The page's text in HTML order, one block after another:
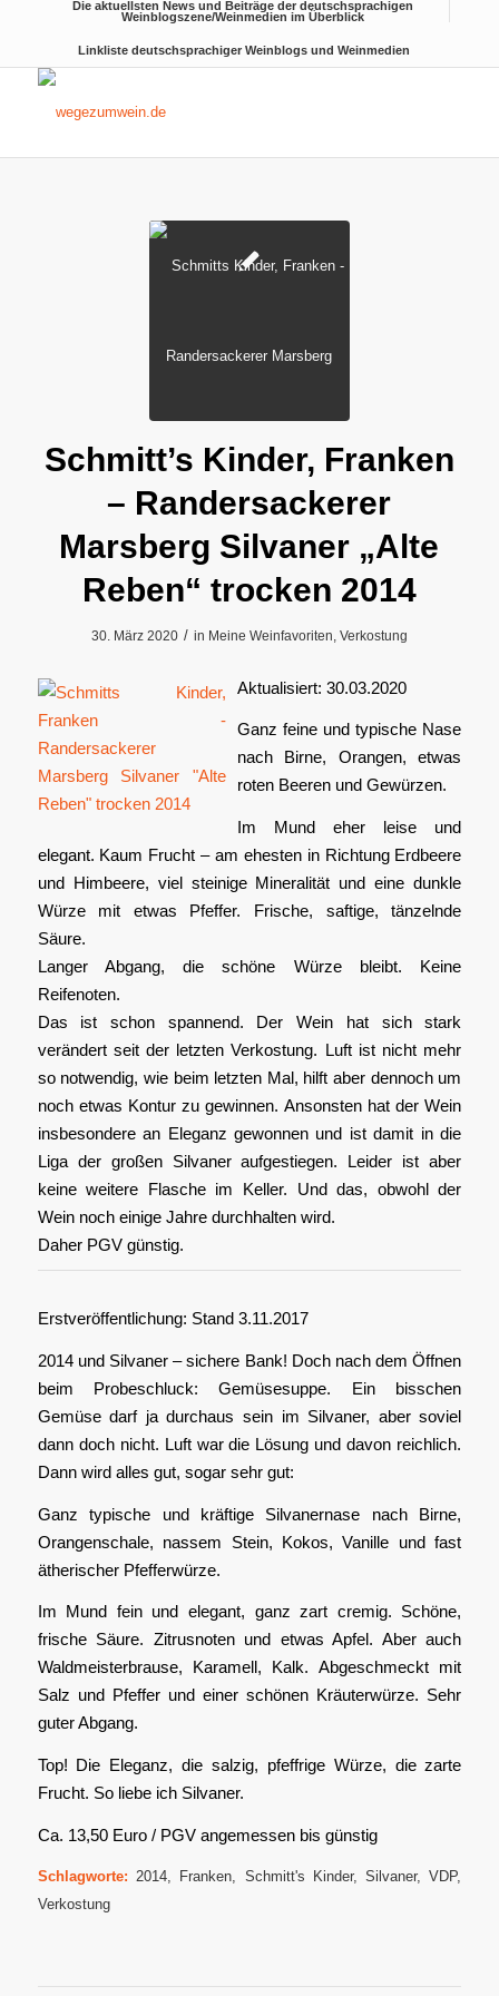
Die aktuellsten News und Beiträge der deutschsprachigen
Weinblogszene/Weinmedien im Überblick
Linkliste deutschsprachiger Weinblogs und Weinmedien
Schmitt’s Kinder, Franken
– Randersackerer
Marsberg Silvaner „Alte
Reben“ trocken 2014
30. März 2020 / in Meine Weinfavoriten, Verkostung
Aktualisiert: 30.03.2020
Ganz feine und typische Nase
nach Birne, Orangen, etwas
roten Beeren und Gewürzen.
Im Mund eher leise und
elegant. Kaum Frucht – am ehesten in Richtung Erdbeere
und Himbeere, viel steinige Mineralität und eine dunkle
Würze mit etwas Pfeffer. Frische, saftige, tänzelnde
Säure.
Langer Abgang, die schöne Würze bleibt. Keine
Reifenoten.
Das ist schon spannend. Der Wein hat sich stark
verändert seit der letzten Verkostung. Luft ist nicht mehr
so notwendig, wie beim letzten Mal, hilft aber dennoch um
noch etwas Kontur zu gewinnen. Ansonsten hat der Wein
insbesondere an Eleganz gewonnen und ist damit in die
Liga der großen Silvaner aufgestiegen. Leider ist aber
keine weitere Flasche im Keller. Und das, obwohl der
Wein noch einige Jahre durchhalten wird.
Daher PGV günstig.
Erstveröffentlichung: Stand 3.11.2017
2014 und Silvaner – sichere Bank! Doch nach dem Öffnen
beim Probeschluck: Gemüsesuppe. Ein bisschen
Gemüse darf ja durchaus sein im Silvaner, aber soviel
dann doch nicht. Luft war die Lösung und davon reichlich.
Dann wird alles gut, sogar sehr gut:
Ganz typische und kräftige Silvanernase nach Birne,
Orangenschale, nassem Stein, Kokos, Vanille und fast
ätherischer Pfefferwürze.
Im Mund fein und elegant, ganz zart cremig. Schöne,
frische Säure. Zitrusnoten und etwas Apfel. Aber auch
Waldmeisterbrause, Karamell, Kalk. Abgeschmeckt mit
Salz und Pfeffer und einer schönen Kräuterwürze. Sehr
guter Abgang.
Top! Die Eleganz, die salzig, pfeffrige Würze, die zarte
Frucht. So liebe ich Silvaner.
Ca. 13,50 Euro / PGV angemessen bis günstig
Schlagworte: 2014, Franken, Schmitt's Kinder,Silvaner,VDP,
Verkostung